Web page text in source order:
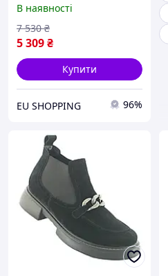
25 см Чорні
(197065861520)
В наявності
5 309₴
7 530 ₴
Купити
EU SHOPPING 96%